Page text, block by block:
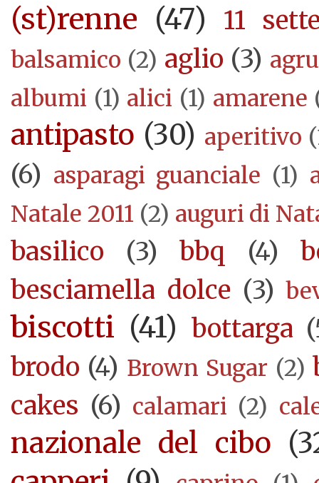
(st)renne (47) 11
balsamico (2) aglio (3)
albumi (1) alici (1) amarene
antipasto (30) aperitivo
(6) asparagi guanciale (1)
Natale 2011 (2) auguri di
basilico (3) bbq (4)
besciamella dolce (3)
biscotti (41) bottarga
brodo (4) Brown Sugar (2)
cakes (6) calamari (2)
nazionale del cibo